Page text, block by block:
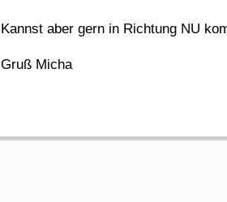
Kannst aber gern in Richtung NU
Gruß Micha